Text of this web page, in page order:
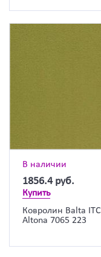
В наличии
1856.4 руб.
Купить
Ковролин Balta ITC
Altona 7065 223